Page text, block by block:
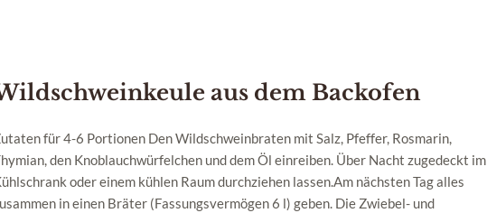
aus dem Backofen
für 4-6 Portionen Den Wildschweinbraten mit Salz, Pfeffer, Rosmarin,
den Knoblauchwürfelchen und dem Öl einreiben. Über Nacht zugedeckt im
oder einem kühlen Raum durchziehen lassen.Am nächsten Tag alles
in einen Bräter (Fassungsvermögen 6 l) geben. Die Zwiebel- und